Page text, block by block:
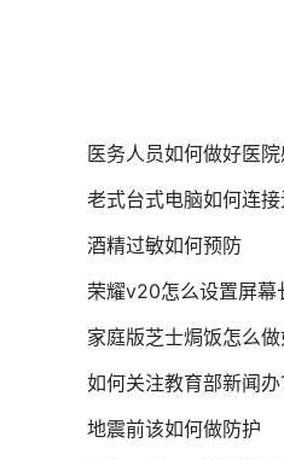
医务人员如何做好医院
老式台式电脑如何连
酒精过敏如何预防
荣耀v20怎么设置屏幕
家庭版芝士焗饭怎么
如何关注教育部新闻
地震前该如何做防护